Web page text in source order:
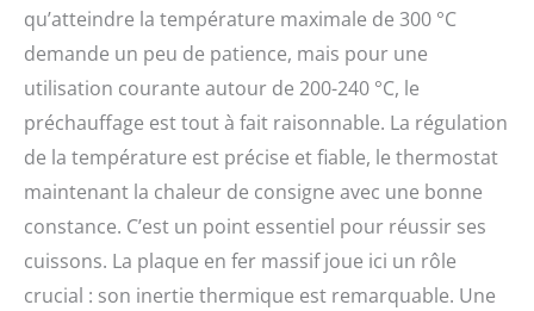
qu’atteindre la température maximale de 300 °C
demande un peu de patience, mais pour une
utilisation courante autour de 200-240 °C, le
préchauffage est tout à fait raisonnable. La régulation
de la température est précise et fiable, le thermostat
maintenant la chaleur de consigne avec une bonne
constance. C’est un point essentiel pour réussir ses
cuissons. La plaque en fer massif joue ici un rôle
crucial : son inertie thermique est remarquable. Une